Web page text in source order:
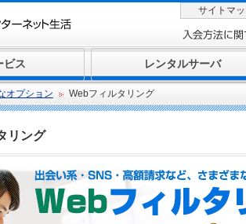
サイトマ
ビス レンタルサーバ
オプション Webフィルタリング
リング